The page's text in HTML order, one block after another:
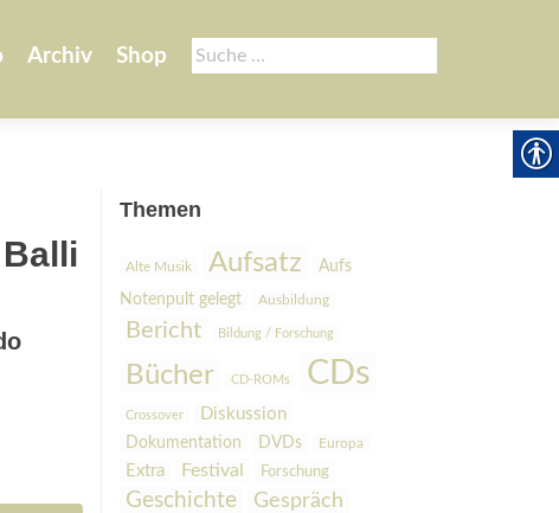
Suche
nach:
Archiv Shop
Themen
Alte Musik Aufsatz
Aufs
Notenpult gelegt
Ausbildung
Bericht Bildung / Forschung
Bücher CD-ROMs CDs
Crossover Diskussion
Dokumentation DVDs Europa
Extra Festival Forschung
Geschichte Gespräch